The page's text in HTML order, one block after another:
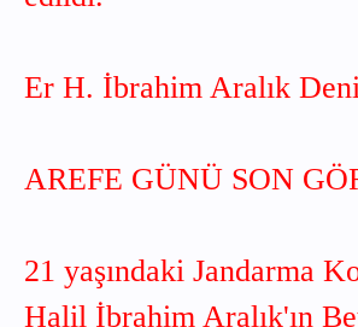
Er H. İbrahim Aralık
AREFE GÜNÜ SON
21 yaşındaki Jandarma
Halil İbrahim Aralık'ın